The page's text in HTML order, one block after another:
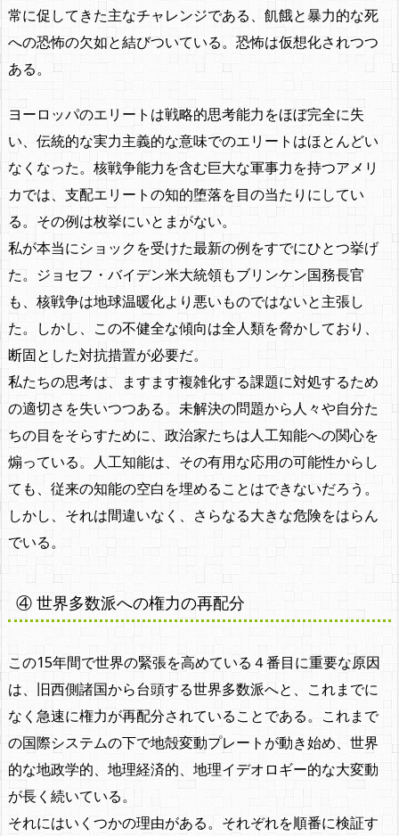
常に促してきた主なチャレンジである、飢餓と暴力的な死
への恐怖の欠如と結びついている。恐怖は仮想化されつつ
ある。
ヨーロッパのエリートは戦略的思考能力をほぼ完全に失
い、伝統的な実力主義的な意味でのエリートはほとんどい
なくなった。核戦争能力を含む巨大な軍事力を持つアメリ
カでは、支配エリートの知的堕落を目の当たりにしてい
る。その例は枚挙にいとまがない。
私が本当にショックを受けた最新の例をすでにひとつ挙げ
た。ジョセフ・バイデン米大統領もブリンケン国務長官
も、核戦争は地球温暖化より悪いものではないと主張し
た。しかし、この不健全な傾向は全人類を脅かしており、
断固とした対抗措置が必要だ。
私たちの思考は、ますます複雑化する課題に対処するため
の適切さを失いつつある。未解決の問題から人々や自分た
ちの目をそらすために、政治家たちは人工知能への関心を
煽っている。人工知能は、その有用な応用の可能性からし
ても、従来の知能の空白を埋めることはできないだろう。
しかし、それは間違いなく、さらなる大きな危険をはらん
でいる。
④ 世界多数派への権力の再配分
この15年間で世界の緊張を高めている４番目に重要な原因
は、旧西側諸国から台頭する世界多数派へと、これまでに
なく急速に権力が再配分されていることである。これまで
の国際システムの下で地殻変動プレートが動き始め、世界
的な地政学的、地理経済的、地理イデオロギー的な大変動
が長く続いている。
それにはいくつかの理由がある。それぞれを順番に検証す